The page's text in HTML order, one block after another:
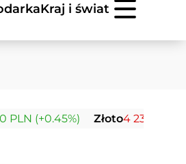
Kraj i świat
(+0.45%) Złoto 4 239.21 USD (-